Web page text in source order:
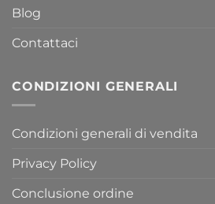
Blog
Contattaci
CONDIZIONI GENERALI
Condizioni generali di vendita
Privacy Policy
Conclusione ordine